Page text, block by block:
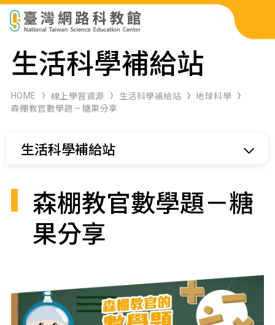
科展作品檢索
科學研習月刊
生活科學補給站
HOME 線上學習資源 生活科學補給站
地球科學
森棚教官數學題－糖果分享
生活科學補給站
森棚教官數學題－糖
果分享